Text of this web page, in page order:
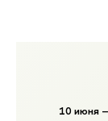
10 июня